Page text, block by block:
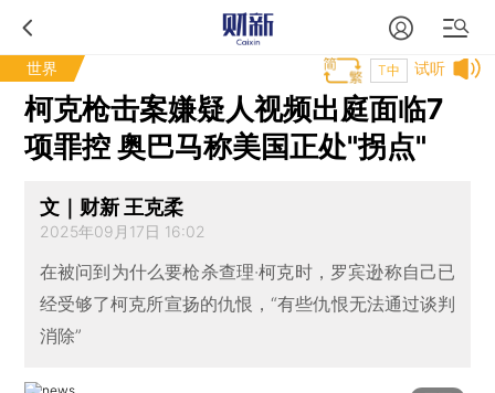
世界 试听
T中
柯克枪击案嫌疑人视频出庭面临7
项罪控 奥巴马称美国正处"拐点"
文｜财新 王克柔
2025年09月17日 16:02
在被问到为什么要枪杀查理·柯克时，罗宾逊称自己已
经受够了柯克所宣扬的仇恨，“有些仇恨无法通过谈判
消除”